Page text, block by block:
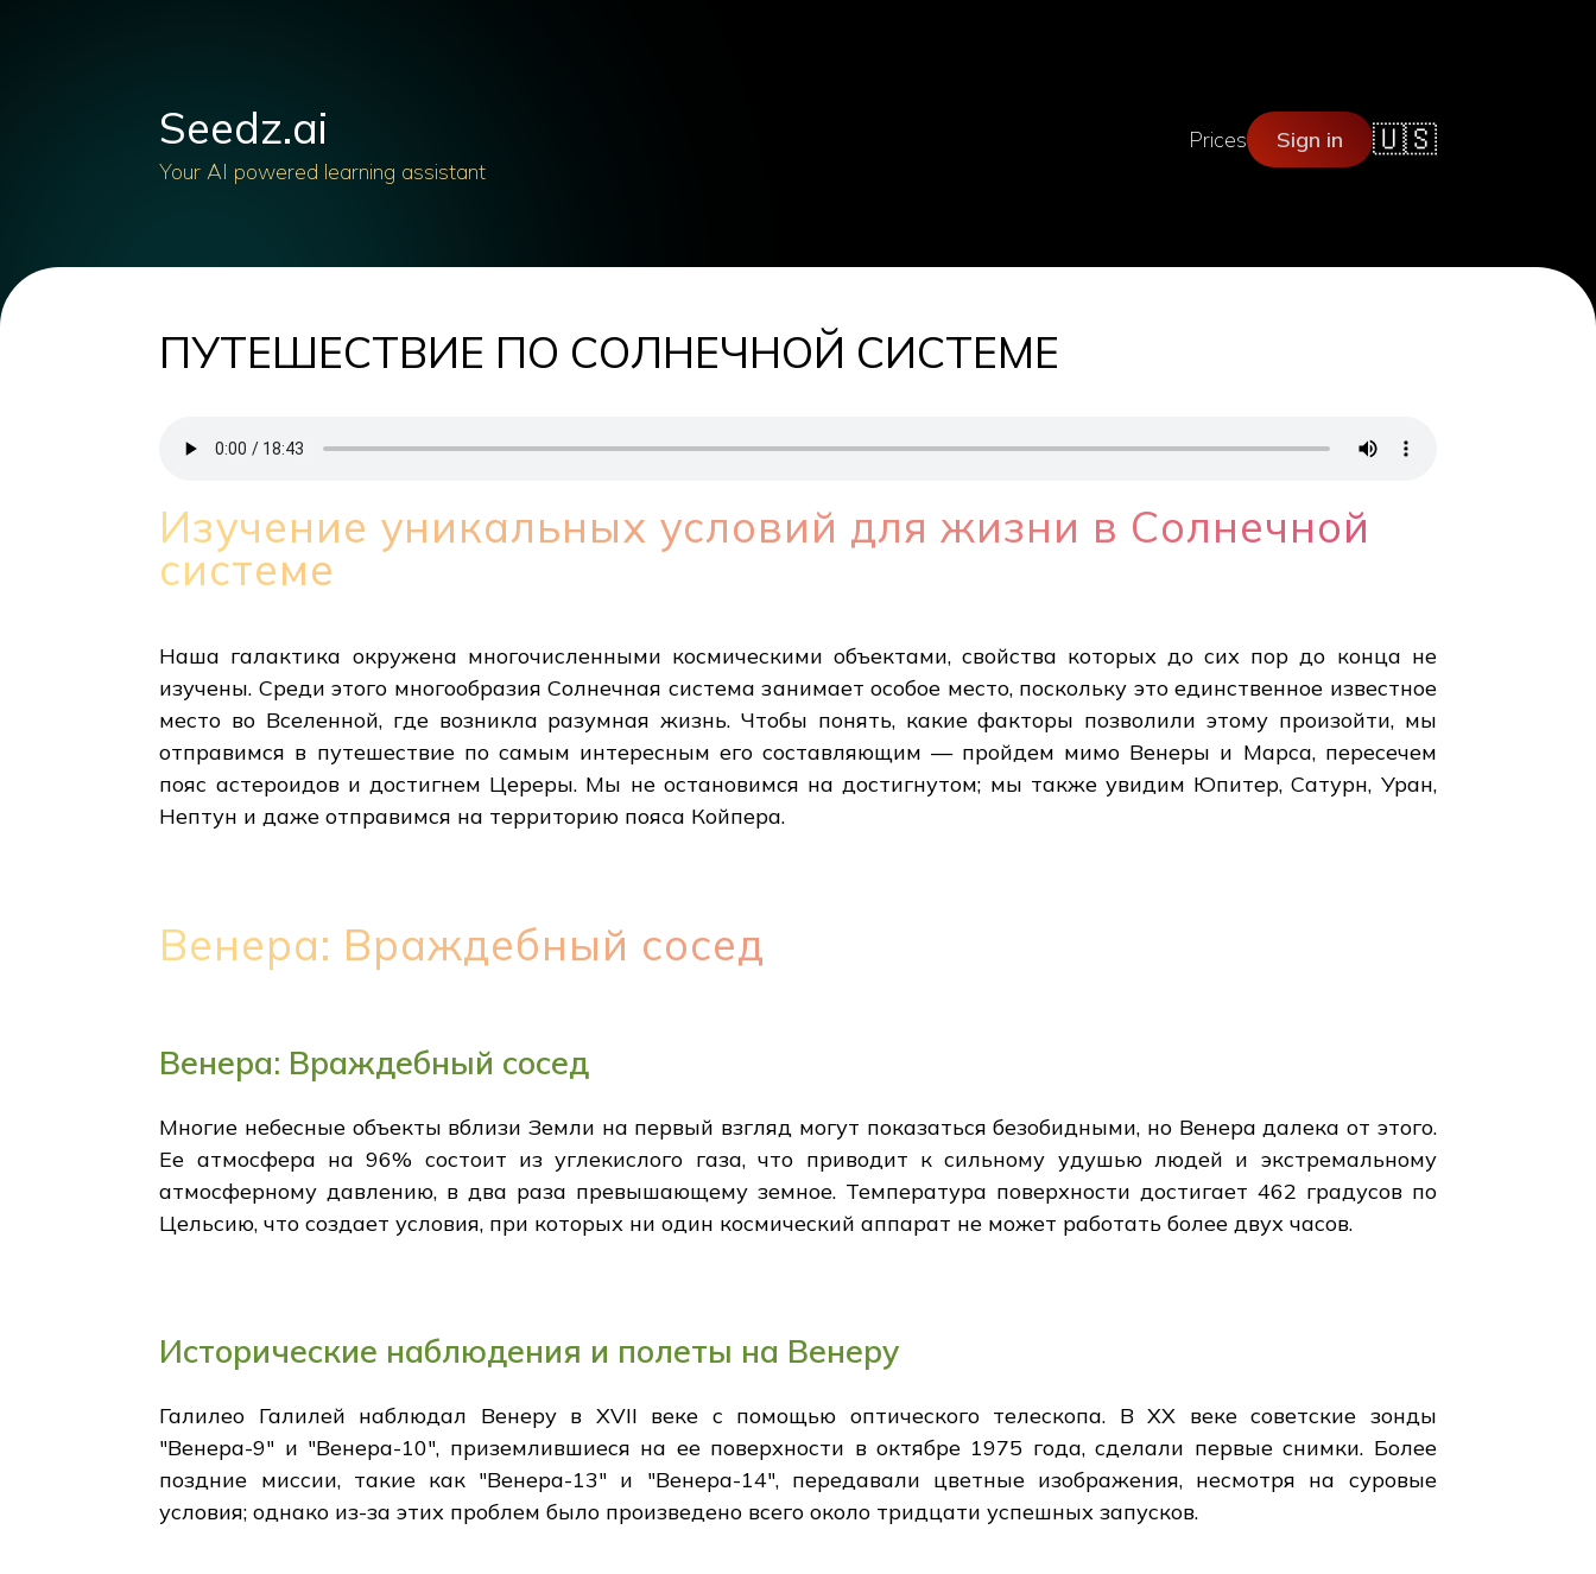
Seedz.ai
Your AI powered learning assistant
Prices Sign in 🇺🇸
ПУТЕШЕСТВИЕ ПО СОЛНЕЧНОЙ СИСТЕМЕ
Изучение уникальных условий для жизни в Солнечной
системе
Наша галактика окружена многочисленными космическими объектами, свойства которых до сих пор до конца не
изучены. Среди этого многообразия Солнечная система занимает особое место, поскольку это единственное известное
место во Вселенной, где возникла разумная жизнь. Чтобы понять, какие факторы позволили этому произойти, мы
отправимся в путешествие по самым интересным его составляющим — пройдем мимо Венеры и Марса, пересечем
пояс астероидов и достигнем Цереры. Мы не остановимся на достигнутом; мы также увидим Юпитер, Сатурн, Уран,
Нептун и даже отправимся на территорию пояса Койпера.
Венера: Враждебный сосед
Венера: Враждебный сосед
Многие небесные объекты вблизи Земли на первый взгляд могут показаться безобидными, но Венера далека от этого.
Ее атмосфера на 96% состоит из углекислого газа, что приводит к сильному удушью людей и экстремальному
атмосферному давлению, в два раза превышающему земное. Температура поверхности достигает 462 градусов по
Цельсию, что создает условия, при которых ни один космический аппарат не может работать более двух часов.
Исторические наблюдения и полеты на Венеру
Галилео Галилей наблюдал Венеру в XVII веке с помощью оптического телескопа. В XX веке советские зонды
"Венера-9" и "Венера-10", приземлившиеся на ее поверхности в октябре 1975 года, сделали первые снимки. Более
поздние миссии, такие как "Венера-13" и "Венера-14", передавали цветные изображения, несмотря на суровые
условия; однако из-за этих проблем было произведено всего около тридцати успешных запусков.